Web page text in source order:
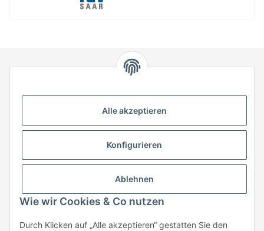
74538 Rosengarten-Uttenhofen
Telefon: +49 (0) 7907 943 690
Mail:info@hstronic-gmbh.de
Alle akzeptieren
Konfigurieren
Ablehnen
Wie wir Cookies & Co nutzen
Durch Klicken auf „Alle akzeptieren“ gestatten Sie den